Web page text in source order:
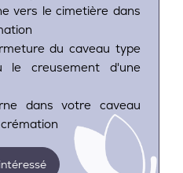
vers le cimetière dans
du caveau type
le creusement d'une
dans votre caveau